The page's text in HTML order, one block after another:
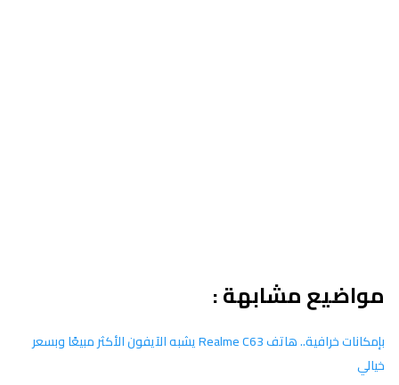
مواضيع مشابهة :
بإمكانات خرافية.. هاتف Realme C63 يشبه الآيفون الأكثر مبيعًا وبسعر
خيالي